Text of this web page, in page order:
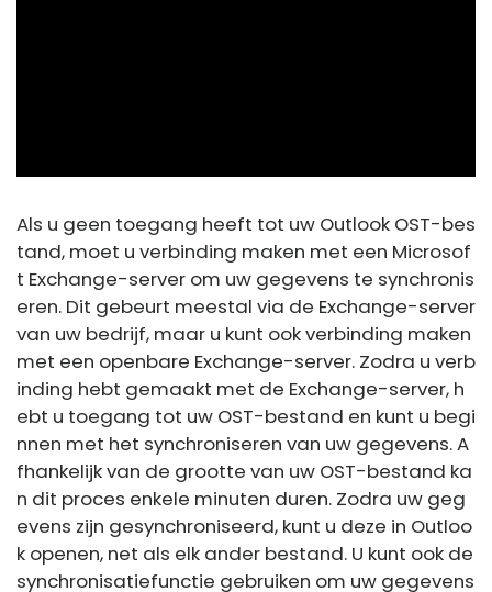
Als u geen toegang heeft tot uw Outlook OST-bes
tand, moet u verbinding maken met een Microsof
t Exchange-server om uw gegevens te synchronis
eren. Dit gebeurt meestal via de Exchange-server
van uw bedrijf, maar u kunt ook verbinding maken
met een openbare Exchange-server. Zodra u verb
inding hebt gemaakt met de Exchange-server, h
ebt u toegang tot uw OST-bestand en kunt u begi
nnen met het synchroniseren van uw gegevens. A
fhankelijk van de grootte van uw OST-bestand ka
n dit proces enkele minuten duren. Zodra uw geg
evens zijn gesynchroniseerd, kunt u deze in Outloo
k openen, net als elk ander bestand. U kunt ook de
synchronisatiefunctie gebruiken om uw gegevens